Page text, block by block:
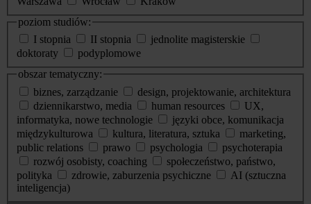
poziom studiów:
I stopnia
II stopnia
jednolite magisterskie
doktoraty
podyplomowe
obszar tematyczny:
biznes, zarządzanie
design, projektowanie, architektura
dziennikarstwo, media
human resources
UX,
informatyka, nowe technologie
języki obce, komunikacja
międzykulturowa
kultura, literatura, sztuka
marketing,
public relations
prawo psychologia
psychoterapia
rozwój osobisty, coaching
społeczeństwo, państwo,
polityka
zdrowie, zaburzenia psychiczne
AI (sztuczna
inteligencja)